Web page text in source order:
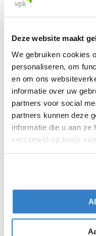
Deze website maakt
We gebruiken cookies
personaliseren, om
en om ons
informatie over uw
partners voor social
partners kunnen deze
informatie die u aan ze
verzameld op basis
creëert niet
en te
zo in de meest
hun weg naar
Bedrukt en dus
onbedrukt en
wat het beste